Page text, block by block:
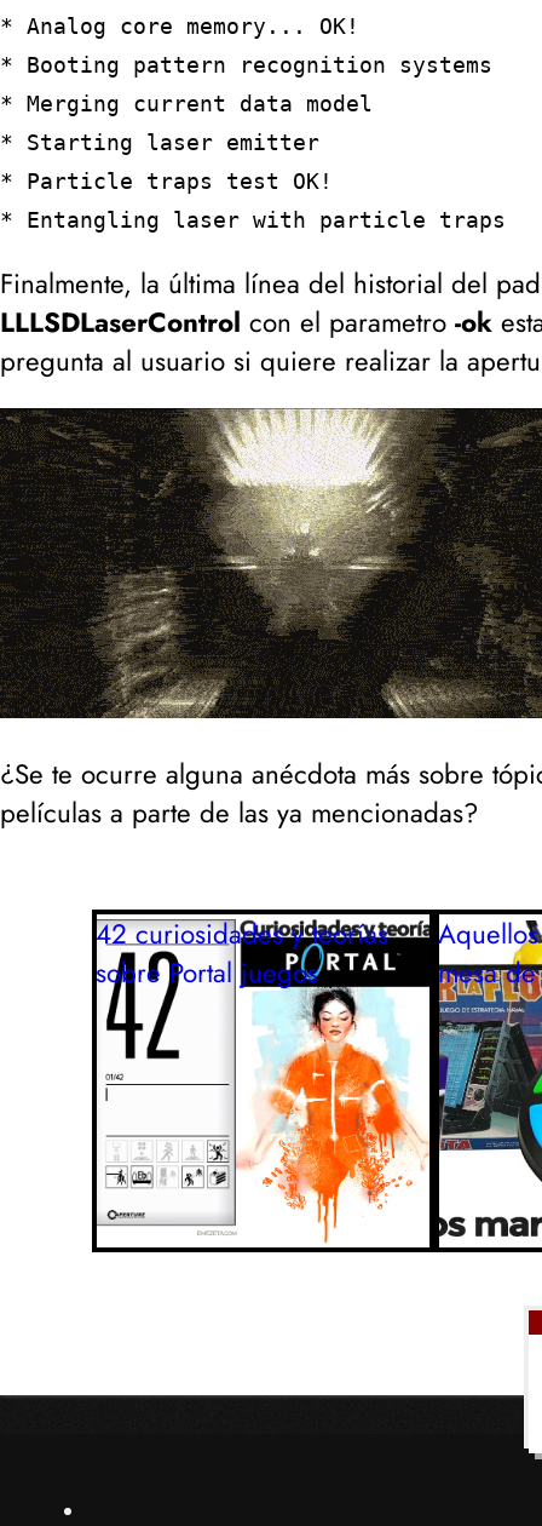
* Analog core memory... OK!
* Booting pattern recognition systems
* Merging current data model
* Starting laser emitter
* Particle traps test OK!
* Entangling laser with particle traps
Finalmente, la última línea del historial del
LLLSDLaserControl con el parametro -ok
pregunta al usuario si quiere realizar la
¿Se te ocurre alguna anécdota más sobre
películas a parte de las ya mencionadas?
42 curiosidades y teorías
sobre Portal juegos
mesa